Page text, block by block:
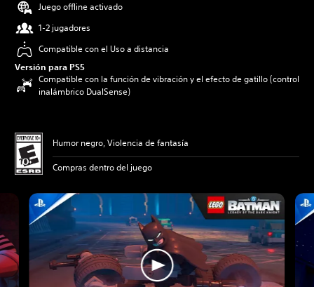
Juego offline activado
1-2 jugadores
Compatible con el Uso a distancia
Versión para PS5
Compatible con la función de vibración y el efecto de gatillo (control
inalámbrico DualSense)
Humor negro, Violencia de fantasía
Compras dentro del juego